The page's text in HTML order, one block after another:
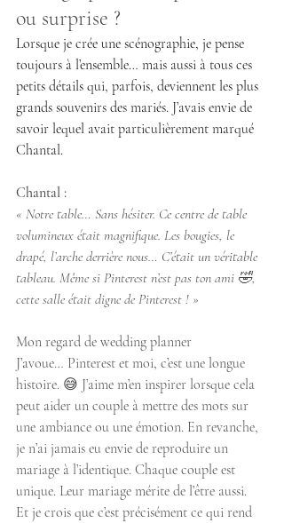
ou surprise ?
Lorsque je crée une scénographie, je pense
toujours à l’ensemble… mais aussi à tous ces
petits détails qui, parfois, deviennent les plus
grands souvenirs des mariés. J’avais envie de
savoir lequel avait particulièrement marqué
Chantal.
Chantal :
« Notre table… Sans hésiter. Ce centre de table
volumineux était magnifique. Les bougies, le
drapé, l’arche derrière nous… C’était un véritable
tableau. Même si Pinterest n’est pas ton ami 🤣,
cette salle était digne de Pinterest ! »
Mon regard de wedding planner
J’avoue… Pinterest et moi, c’est une longue
histoire. 😅 J’aime m’en inspirer lorsque cela
peut aider un couple à mettre des mots sur
une ambiance ou une émotion. En revanche,
je n’ai jamais eu envie de reproduire un
mariage à l’identique. Chaque couple est
unique. Leur mariage mérite de l’être aussi.
Et je crois que c’est précisément ce qui rend